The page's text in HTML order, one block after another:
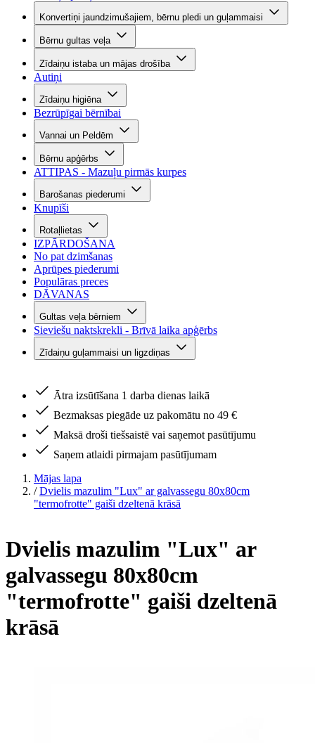
Konvertiņi jaundzimušajiem, bērnu pledi un guļammaisi
Bērnu gultas veļa
Zīdaiņu istaba un mājas drošība
Autiņi
Zīdaiņu higiēna
Bezrūpīgai bērnībai
Vannai un Peldēm
Bērnu apģērbs
ATTIPAS - Mazuļu pirmās kurpes
Barošanas piederumi
Knupīši
Rotaļlietas
IZPĀRDOŠANA
No pat dzimšanas
Aprūpes piederumi
Populāras preces
DĀVANAS
Gultas veļa bērniem
Sieviešu naktskrekli - Brīvā laika apģērbs
Zīdaiņu guļammaisi un ligzdiņas
Ātra izsūtīšana 1 darba dienas laikā
Bezmaksas piegāde uz pakomātu no 49 €
Maksā droši tiešsaistē vai saņemot pasūtījumu
Saņem atlaidi pirmajam pasūtījumam
Mājas lapa
/ Dvielis mazulim "Lux" ar galvassegu 80x80cm
"termofrotte" gaiši dzeltenā krāsā
Dvielis mazulim "Lux" ar
galvassegu 80x80cm
"termofrotte" gaiši dzeltenā
krāsā